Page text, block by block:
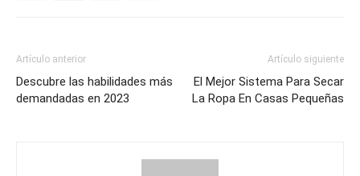
Artículo anterior
Descubre las habilidades más
demandadas en 2023
Artículo siguiente
El Mejor Sistema Para Secar
La Ropa En Casas Pequeñas